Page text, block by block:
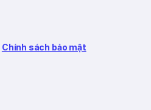
Chính sách bảo mật